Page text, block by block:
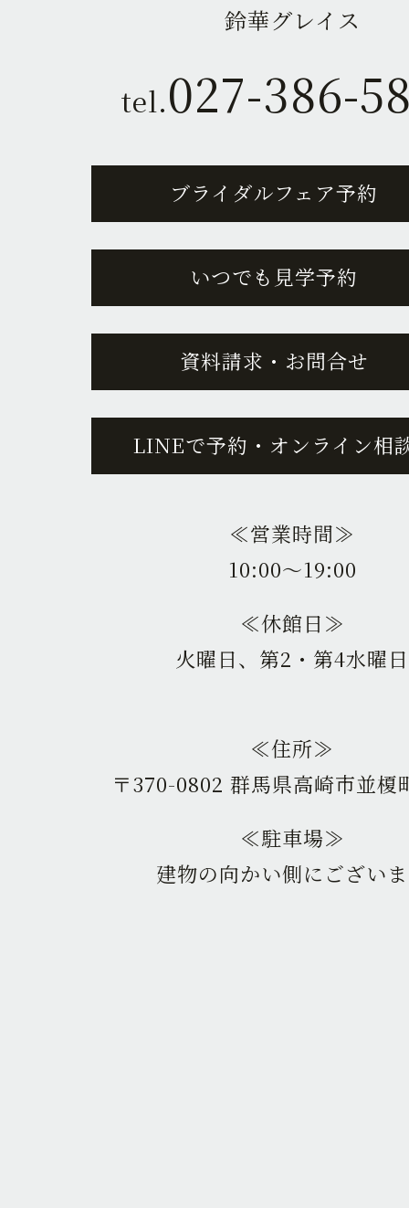
鈴華グレイス
tel.027-386-
ブライダルフェア予約
いつでも見学予約
資料請求・お問合せ
LINEで予約・オンライン相
≪営業時間≫
10:00〜19:00
≪休館日≫
火曜日、第2・第4水曜日
≪住所≫
〒370-0802 群馬県高崎市並榎
≪駐車場≫
建物の向かい側にござい